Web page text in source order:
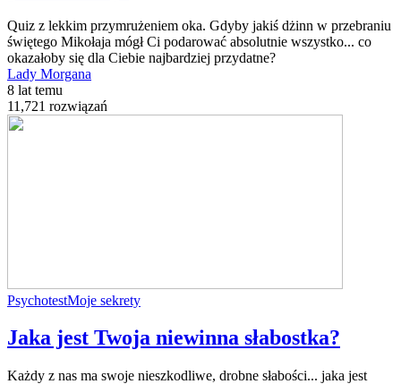
Quiz z lekkim przymrużeniem oka. Gdyby jakiś dżinn w przebraniu
świętego Mikołaja mógł Ci podarować absolutnie wszystko... co
okazałoby się dla Ciebie najbardziej przydatne?
Lady Morgana
8 lat temu
11,721 rozwiązań
PsychotestMoje sekrety
Jaka jest Twoja niewinna słabostka?
Każdy z nas ma swoje nieszkodliwe, drobne słabości... jaka jest